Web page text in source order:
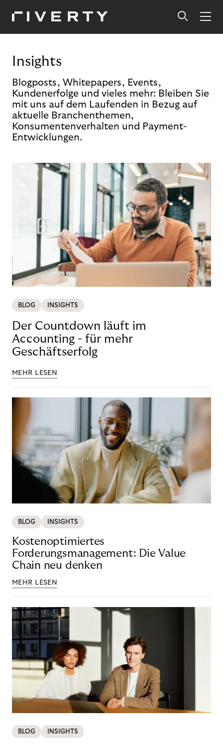
Insights
Blogposts, Whitepapers, Events,
Kundenerfolge und vieles mehr: Bleiben Sie
mit uns auf dem Laufenden in Bezug auf
aktuelle Branchenthemen,
Konsumentenverhalten und Payment-
Entwicklungen.
BLOG INSIGHTS
Der Countdown läuft im
Accounting - für mehr
Geschäftserfolg
MEHR LESEN
BLOG INSIGHTS
Kostenoptimiertes
Forderungsmanagement: Die Value
Chain neu denken
MEHR LESEN
BLOG INSIGHTS